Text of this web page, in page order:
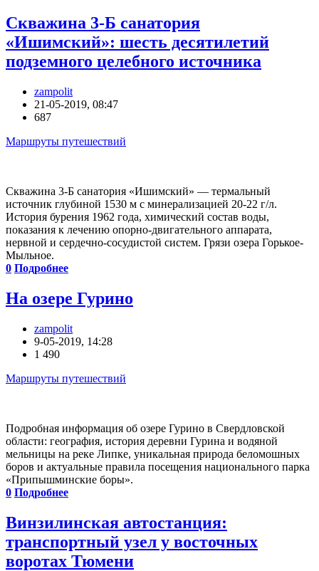
Скважина 3-Б санатория
«Ишимский»: шесть десятилетий
подземного целебного источника
zampolit
21-05-2019, 08:47
687
Маршруты путешествий
Скважина 3-Б санатория «Ишимский» — термальный
источник глубиной 1530 м с минерализацией 20-22 г/л.
История бурения 1962 года, химический состав воды,
показания к лечению опорно-двигательного аппарата,
нервной и сердечно-сосудистой систем. Грязи озера Горькое-
Мыльное.
0 Подробнее
На озере Гурино
zampolit
9-05-2019, 14:28
1 490
Маршруты путешествий
Подробная информация об озере Гурино в Свердловской
области: география, история деревни Гурина и водяной
мельницы на реке Липке, уникальная природа беломошных
боров и актуальные правила посещения национального парка
«Припышминские боры».
0 Подробнее
Винзилинская автостанция:
транспортный узел у восточных
воротах Тюмени